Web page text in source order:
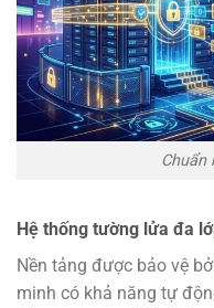
Chuẩn
Hệ thống tường lửa đa
Nền tảng được bảo vệ
minh có khả năng tự